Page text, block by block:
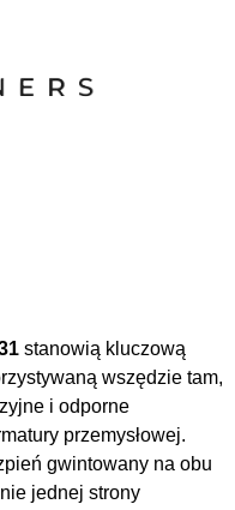
stanowią kluczową
wszędzie tam,
i odporne
przemysłowej.
gwintowany na obu
jednej strony